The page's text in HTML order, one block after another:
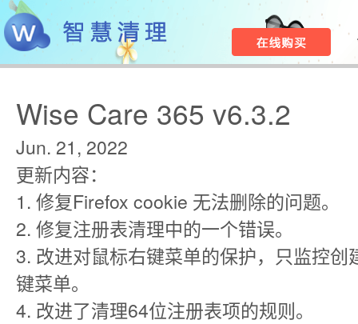
Wise Care 365 v6.3.2
Jun. 21, 2022
更新内容：
1. 修复Firefox cookie 无法删除的问题。
2. 修复注册表清理中的一个错误。
3. 改进对鼠标右键菜单的保护，只监控
键菜单。
4. 改进了清理64位注册表项的规则。